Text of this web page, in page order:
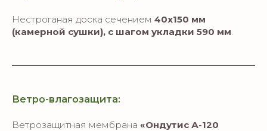
Нестроганая доска сечением 40х150 мм
(камерной сушки), с шагом укладки 590 мм.
Ветро-влагозащита:
Ветрозащитная мембрана «Ондутис А-120